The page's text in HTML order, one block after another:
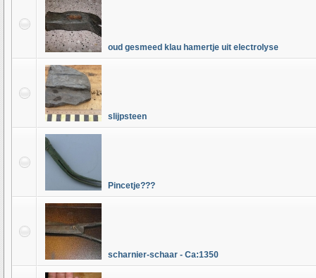
oud gesmeed klau hamertje uit electrolyse
slijpsteen
Pincetje???
scharnier-schaar - Ca:1350